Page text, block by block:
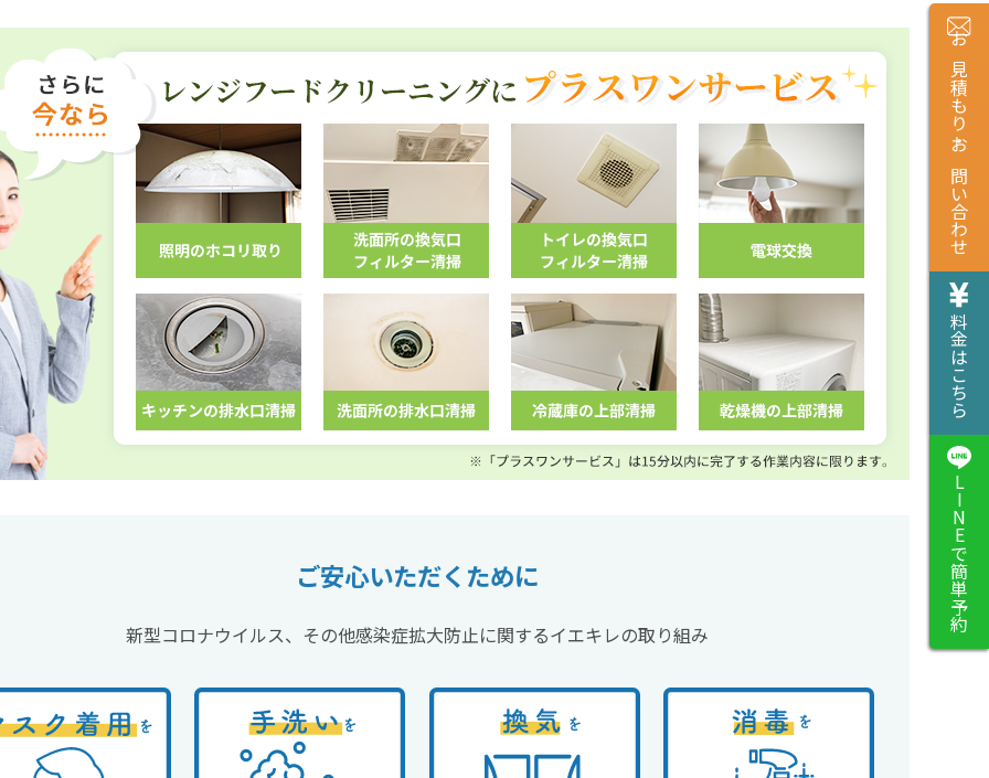
ご安心いただくために
新型コロナウイルス、その他感染症拡大防止に関するイエキレの取り組み
お見積もり・お問い合わせ
料金はこちら
LINEで簡単予約